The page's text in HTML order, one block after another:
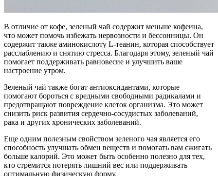
В отличие от кофе, зеленый чай содержит меньше кофеина,
что может помочь избежать нервозности и бессонницы. Он
содержит также аминокислоту L-теанин, которая способствует
расслаблению и снятию стресса. Благодаря этому, зеленый чай
помогает поддерживать равновесие и улучшить ваше
настроение утром.
Зеленый чай также богат антиоксидантами, которые
помогают бороться с вредными свободными радикалами и
предотвращают повреждение клеток организма. Это может
снизить риск развития сердечно-сосудистых заболеваний,
рака и других хронических заболеваний.
Еще одним полезным свойством зеленого чая является его
способность улучшать обмен веществ и помогать вам сжигать
больше калорий. Это может быть особенно полезно для тех,
кто стремится потерять лишний вес или поддерживать
оптимальную физическую форму.